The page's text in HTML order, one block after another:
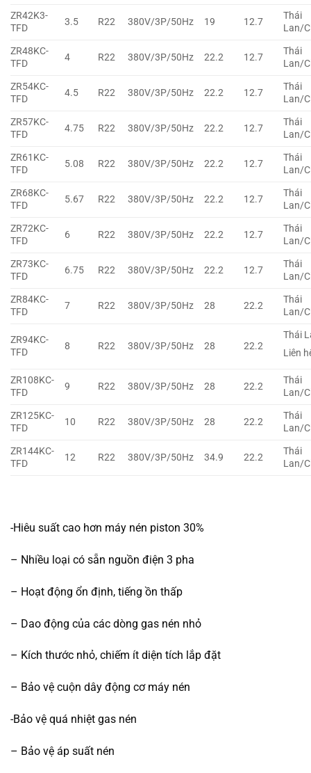
ZR42K3-
TFD
3.5 R22 380V/3P/50Hz 19 12.7
Thái
Lan/
ZR48KC-
TFD
4 R22 380V/3P/50Hz 22.2 12.7
Thái
Lan/
ZR54KC-
TFD
4.5 R22 380V/3P/50Hz 22.2 12.7
Thái
Lan/
ZR57KC-
TFD
4.75 R22 380V/3P/50Hz 22.2 12.7
Thái
Lan/
ZR61KC-
TFD
5.08 R22 380V/3P/50Hz 22.2 12.7
Thái
Lan/
ZR68KC-
TFD
5.67 R22 380V/3P/50Hz 22.2 12.7
Thái
Lan/
ZR72KC-
TFD
6 R22 380V/3P/50Hz 22.2 12.7
Thái
Lan/
ZR73KC-
TFD
6.75 R22 380V/3P/50Hz 22.2 12.7
Thái
Lan/
ZR84KC-
TFD
7 R22 380V/3P/50Hz 28 22.2
Thái
Lan/
ZR94KC-
TFD
8 R22 380V/3P/50Hz 28 22.2
Thái
Liên
ZR108KC-
TFD
9 R22 380V/3P/50Hz 28 22.2
Thái
Lan/
ZR125KC-
TFD
10 R22 380V/3P/50Hz 28 22.2
Thái
Lan/
ZR144KC-
TFD
12 R22 380V/3P/50Hz 34.9 22.2
Thái
Lan/
-Hiêu suất cao hơn máy nén piston 30%
– Nhiều loại có sẵn nguồn điện 3 pha
– Hoạt động ổn định, tiếng ồn thấp
– Dao động của các dòng gas nén nhỏ
– Kích thước nhỏ, chiếm ít diện tích lắp đặt
– Bảo vệ cuộn dây động cơ máy nén
-Bảo vệ quá nhiệt gas nén
– Bảo vệ áp suất nén